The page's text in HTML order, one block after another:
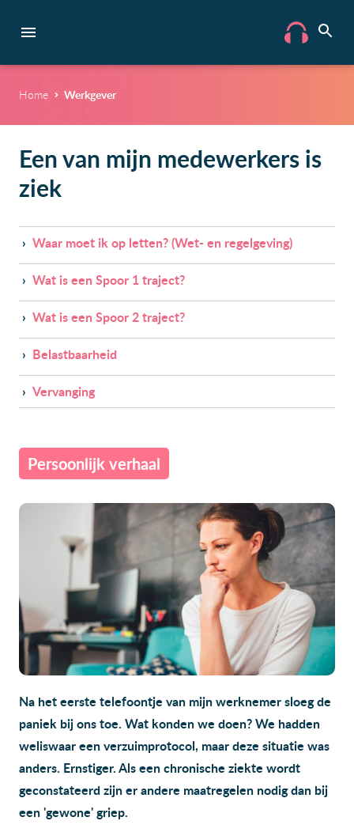
Home Werkgever
Een van mijn medewerkers is
ziek
› Waar moet ik op letten? (Wet- en regelgeving)
› Wat is een Spoor 1 traject?
› Wat is een Spoor 2 traject?
› Belastbaarheid
› Vervanging
Persoonlijk verhaal
Na het eerste telefoontje van mijn werknemer sloeg de
paniek bij ons toe. Wat konden we doen? We hadden
weliswaar een verzuimprotocol, maar deze situatie was
anders. Ernstiger. Als een chronische ziekte wordt
geconstateerd zijn er andere maatregelen nodig dan bij
een 'gewone' griep.